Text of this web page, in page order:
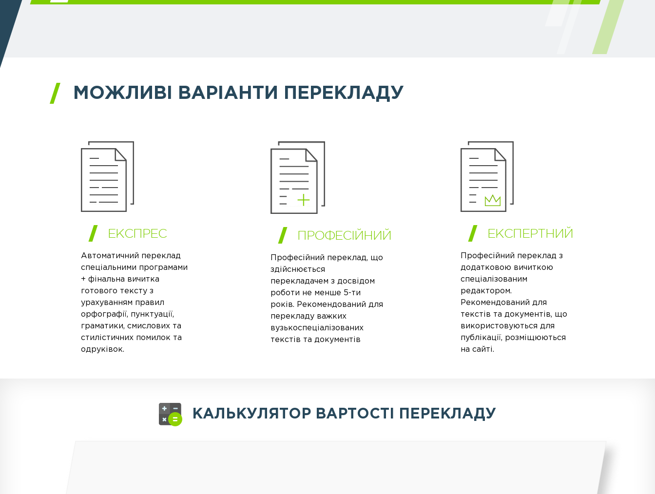
МОЖЛИВІ ВАРІАНТИ ПЕРЕКЛАДУ
ЕКСПРЕС
Автоматичний переклад
спеціальними програмами
+ фінальна вичитка
готового тексту з
урахуванням правил
орфографії, пунктуації,
граматики, смислових та
стилістичних помилок та
одруківок.
ПРОФЕСІЙНИЙ
Професійний переклад, що
здійснюється
перекладачем з досвідом
роботи не менше 5-ти
років. Рекомендований для
перекладу важких
вузькоспеціалізованих
текстів та документів
ЕКСПЕРТНИЙ
Професійний переклад з
додатковою вичиткою
спеціалізованим
редактором.
Рекомендований для
текстів та документів, що
використовуються для
публікації, розміщюються
на сайті.
КАЛЬКУЛЯТОР ВАРТОСТІ ПЕРЕКЛАДУ